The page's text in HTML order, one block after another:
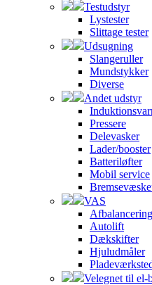
Testudstyr
Lystester
Slittage tester
Udsugning
Slangeruller
Mundstykker
Diverse
Andet udstyr
Pressere
Delevasker
Lader/booster
Batteriløfter
Mobil service
VAS
Afbalancering
Autolift
Dækskifter
Hjuludmåler
Velegnet til el-